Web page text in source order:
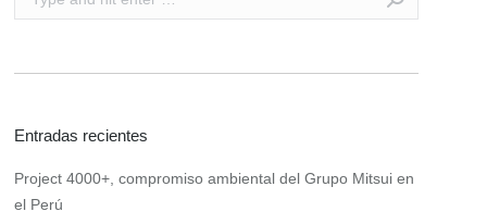
Entradas recientes
Project 4000+, compromiso ambiental del Grupo Mitsui en
el Perú